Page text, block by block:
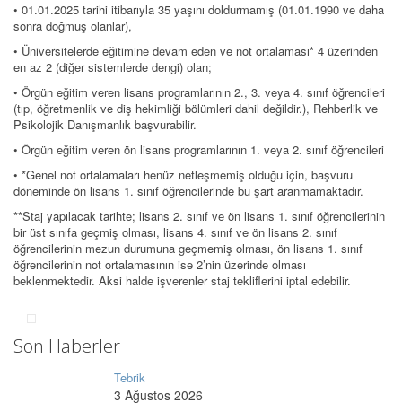
• 01.01.2025 tarihi itibarıyla 35 yaşını doldurmamış (01.01.1990 ve daha
sonra doğmuş olanlar),
• Üniversitelerde eğitimine devam eden ve not ortalaması* 4 üzerinden
en az 2 (diğer sistemlerde dengi) olan;
• Örgün eğitim veren lisans programlarının 2., 3. veya 4. sınıf öğrencileri
(tıp, öğretmenlik ve diş hekimliği bölümleri dahil değildir.), Rehberlik ve
Psikolojik Danışmanlık başvurabilir.
• Örgün eğitim veren ön lisans programlarının 1. veya 2. sınıf öğrencileri
• *Genel not ortalamaları henüz netleşmemiş olduğu için, başvuru
döneminde ön lisans 1. sınıf öğrencilerinde bu şart aranmamaktadır.
**Staj yapılacak tarihte; lisans 2. sınıf ve ön lisans 1. sınıf öğrencilerinin
bir üst sınıfa geçmiş olması, lisans 4. sınıf ve ön lisans 2. sınıf
öğrencilerinin mezun durumuna geçmemiş olması, ön lisans 1. sınıf
öğrencilerinin not ortalamasının ise 2’nin üzerinde olması
beklenmektedir. Aksi halde işverenler staj tekliflerini iptal edebilir.
Son Haberler
Tebrik
3 Ağustos 2026